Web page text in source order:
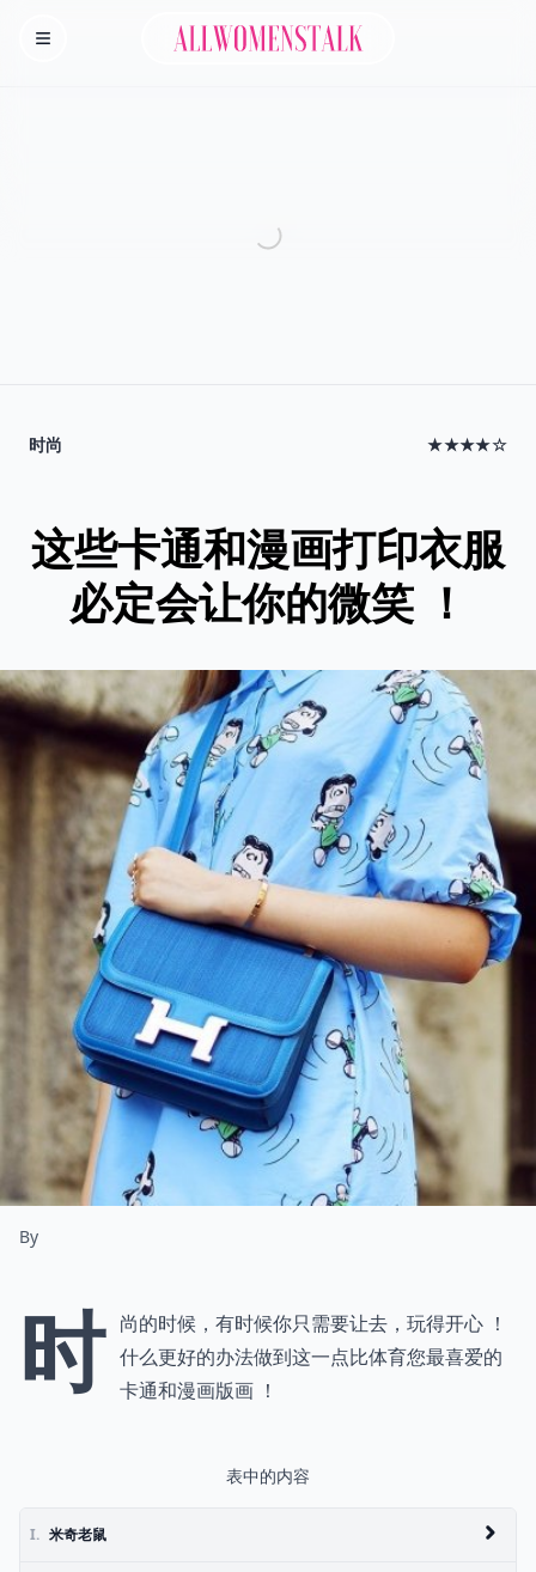
Homepage
Allwomenstalk
时尚 ★★★★☆
这些卡通和漫画打印衣服
必定会让你的微笑 ！
By
时 尚的时候，有时候你只需要让去，玩得开心 ！
什么更好的办法做到这一点比体育您最喜爱的
卡通和漫画版画 ！
表中的内容
I. 米奇老鼠